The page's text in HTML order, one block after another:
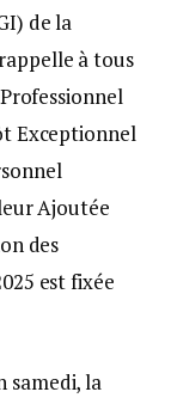
de la
à tous
Exceptionnel
Ajoutée
des
est fixée
samedi, la